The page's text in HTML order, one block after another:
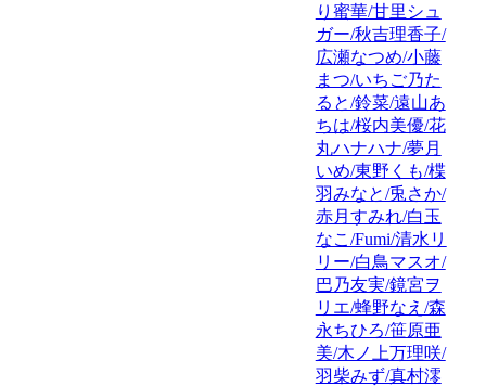
り蜜華/甘里シュ
ガー/秋吉理香子/
広瀬なつめ/小藤
まつ/いちご乃た
ると/鈴菜/遠山あ
ちは/桜内美優/花
丸ハナハナ/夢月
いめ/東野くも/楪
羽みなと/兎さか/
赤月すみれ/白玉
なこ/Fumi/清水リ
リー/白鳥マスオ/
巴乃友実/鏡宮ヲ
リエ/蜂野なえ/森
永ちひろ/笹原亜
美/木ノ上万理咲/
羽柴みず/真村澪